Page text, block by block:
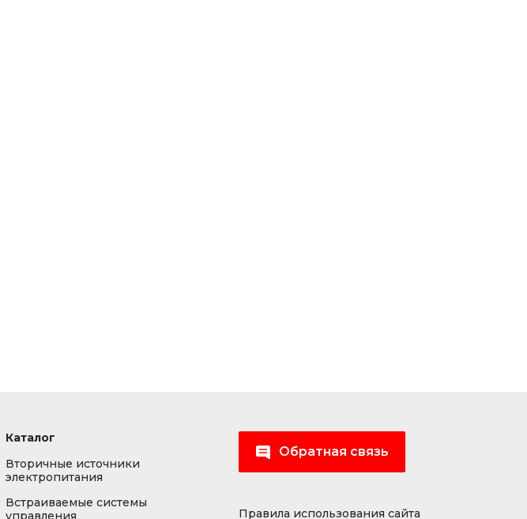
Каталог
Вторичные источники
электропитания
Встраиваемые системы
управления
Обратная связь
Правила использования сайта